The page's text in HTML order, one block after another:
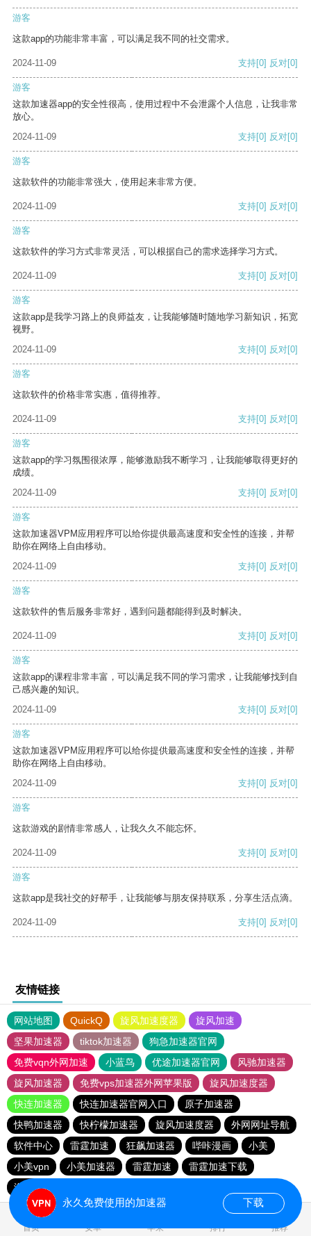
游客
这款app的功能非常丰富，可以满足我不同的社交需求。
2024-11-09 支持[0] 反对[0]
游客
这款加速器app的安全性很高，使用过程中不会泄露个人信息，让我非常
放心。
2024-11-09
支持[0] 反对[0]
游客
这款软件的功能非常强大，使用起来非常方便。
2024-11-09 支持[0] 反对[0]
游客
这款软件的学习方式非常灵活，可以根据自己的需求选择学习方式。
2024-11-09 支持[0] 反对[0]
游客
这款app是我学习路上的良师益友，让我能够随时随地学习新知识，拓宽
视野。
2024-11-09
支持[0] 反对[0]
游客
这款软件的价格非常实惠，值得推荐。
2024-11-09 支持[0] 反对[0]
游客
这款app的学习氛围很浓厚，能够激励我不断学习，让我能够取得更好的
成绩。
2024-11-09
支持[0] 反对[0]
游客
这款加速器VPM应用程序可以给你提供最高速度和安全性的连接，并帮
助你在网络上自由移动。
2024-11-09
支持[0] 反对[0]
游客
这款软件的售后服务非常好，遇到问题都能得到及时解决。
2024-11-09 支持[0] 反对[0]
游客
这款app的课程非常丰富，可以满足我不同的学习需求，让我能够找到自
己感兴趣的知识。
2024-11-09
支持[0] 反对[0]
游客
这款加速器VPM应用程序可以给你提供最高速度和安全性的连接，并帮
助你在网络上自由移动。
2024-11-09
支持[0] 反对[0]
游客
这款游戏的剧情非常感人，让我久久不能忘怀。
2024-11-09 支持[0] 反对[0]
游客
这款app是我社交的好帮手，让我能够与朋友保持联系，分享生活点滴。
2024-11-09 支持[0] 反对[0]
友情链接
网站地图 QuickQ 旋风加速度器
旋风加速
坚果加速器
tiktok加速器
狗急加速器官网
免费vqn外网加速
小蓝鸟 优途加速器官网
风驰加速器
旋风加速器
免费vps加速器外网苹果版
旋风加速度器
快连加速器
快连加速器官网入口
原子加速器
快鸭加速器
快柠檬加速器 旋风加速度器
外网网址导航
软件中心
雷霆加速 狂飙加速器 哔咔漫画
小美
小美vpn
小美加速器 雷霆加速
雷霆加速下载
海鸥加速度
首页 安卓 苹果 排行 推荐
永久免费使用的加速器 下载
0.024548s